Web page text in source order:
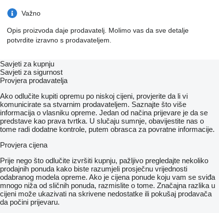
Važno
Opis proizvoda daje prodavatelj. Molimo vas da sve detalje
potvrdite izravno s prodavateljem.
Savjeti za kupnju
Savjeti za sigurnost
Provjera prodavatelja
Ako odlučite kupiti opremu po niskoj cijeni, provjerite da li vi
komunicirate sa stvarnim prodavateljem. Saznajte što više
informacija o vlasniku opreme. Jedan od načina prijevare je da se
predstave kao prava tvrtka. U slučaju sumnje, obavijestite nas o
tome radi dodatne kontrole, putem obrasca za povratne informacije.
Provjera cijena
Prije nego što odlučite izvršiti kupnju, pažljivo pregledajte nekoliko
prodajnih ponuda kako biste razumjeli prosječnu vrijednosti
odabranog modela opreme. Ako je cijena ponude koju vam se sviđa
mnogo niža od sličnih ponuda, razmislite o tome. Značajna razlika u
cijeni može ukazivati ​​na skrivene nedostatke ili pokušaj prodavača
da počini prijevaru.